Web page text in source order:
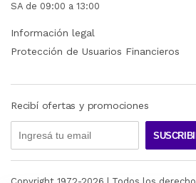
SA de 09:00 a 13:00
Información legal
Protección de Usuarios Financieros
Recibí ofertas y promociones